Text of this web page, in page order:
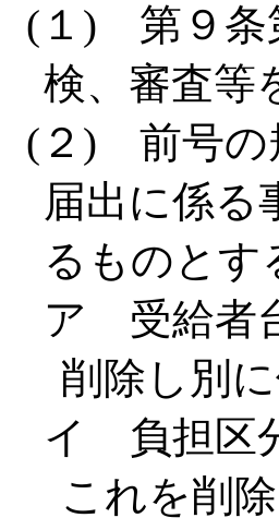
(１) 第９条
検、審査等
(２) 前号の
届出に係る
るものとす
ア 受給者
削除し別
イ 負担区
これを削